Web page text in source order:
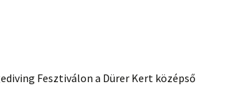
Fesztiválon a Dürer Kert középső